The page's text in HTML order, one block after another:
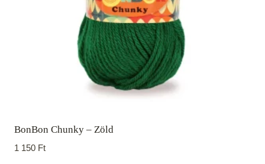
BonBon Chunky – Zöld
1 150 Ft